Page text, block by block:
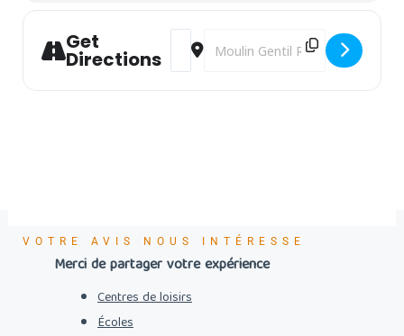
Get
Directions
Address - Journées Européennes du
Destination Address - Journées
VOTRE AVIS NOUS INTÉRESSE
Merci de partager votre expérience
Centres de loisirs
Écoles